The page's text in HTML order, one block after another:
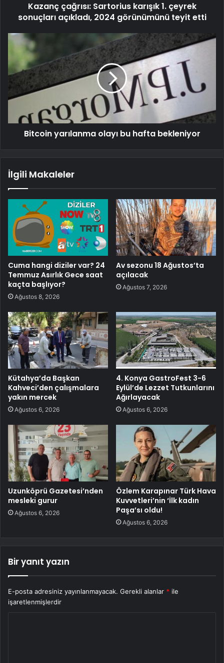
Kazanç çağrısı: Sartorius karışık 1. çeyrek
sonuçları açıkladı, 2024 görünümünü teyit etti
Bitcoin yarılanma olayı bu hafta bekleniyor
İlgili Makaleler
Cuma hangi diziler var? 24
Temmuz Asırlık Gece saat
kaçta başlıyor?
Ağustos 8, 2026
Av sezonu 18 Ağustos’ta
açılacak
Ağustos 7, 2026
Kütahya’da Başkan
Kahveci’den çalışmalara
yakın mercek
Ağustos 6, 2026
4. Konya GastroFest 3-6
Eylül’de Lezzet Tutkunlarını
Ağırlayacak
Ağustos 6, 2026
Uzunköprü Gazetesi’nden
mesleki gurur
Ağustos 6, 2026
Özlem Karapınar Türk Hava
Kuvvetleri’nin ‘İlk kadın
Paşa’sı oldu!
Ağustos 6, 2026
Bir yanıt yazın
E-posta adresiniz yayınlanmayacak. Gerekli alanlar * ile
işaretlenmişlerdir